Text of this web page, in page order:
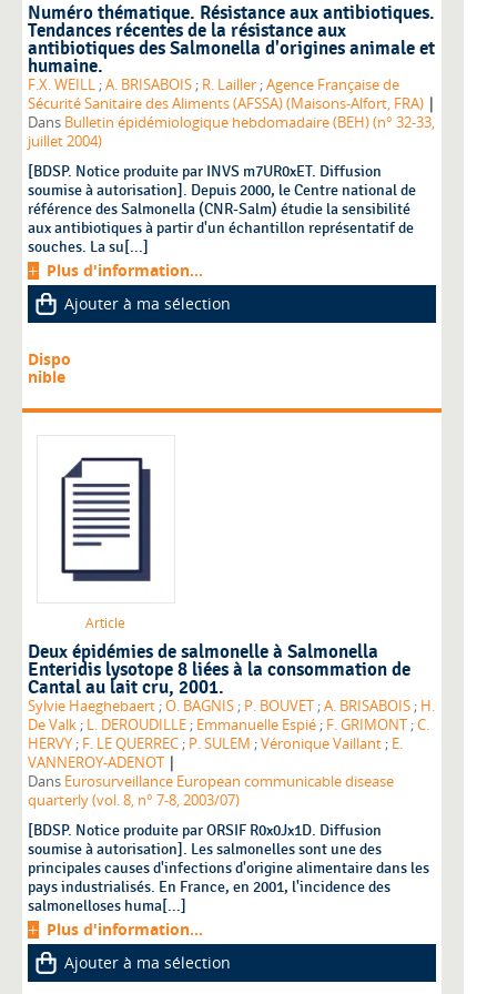
Numéro thématique. Résistance aux antibiotiques.
Tendances récentes de la résistance aux
antibiotiques des Salmonella d'origines animale et
humaine.
F.X. WEILL ;A. BRISABOIS ; R. Lailler ;Agence Française de
Sécurité Sanitaire des Aliments (AFSSA) (Maisons-Alfort, FRA) |
Dans Bulletin épidémiologique hebdomadaire (BEH) (n° 32-33,
juillet 2004)
[BDSP. Notice produite par INVS m7UR0xET. Diffusion
soumise à autorisation]. Depuis 2000, le Centre national de
référence des Salmonella (CNR-Salm) étudie la sensibilité
aux antibiotiques à partir d'un échantillon représentatif de
souches. La su[...]
Plus d'information...
Ajouter à ma sélection
Dispo
nible
Article
Deux épidémies de salmonelle à Salmonella
Enteridis lysotope 8 liées à la consommation de
Cantal au lait cru, 2001.
Sylvie Haeghebaert ;O. BAGNIS ; P. BOUVET ;A. BRISABOIS ; H.
De Valk ; L. DEROUDILLE ; Emmanuelle Espié ; F. GRIMONT ;C.
HERVY ; F. LE QUERREC ; P. SULEM ;Véronique Vaillant ; E.
VANNEROY-ADENOT |
Dans Eurosurveillance European communicable disease
quarterly (vol. 8, n° 7-8, 2003/07)
[BDSP. Notice produite par ORSIF R0x0Jx1D. Diffusion
soumise à autorisation]. Les salmonelles sont une des
principales causes d'infections d'origine alimentaire dans les
pays industrialisés. En France, en 2001, l'incidence des
salmonelloses huma[...]
Plus d'information...
Ajouter à ma sélection